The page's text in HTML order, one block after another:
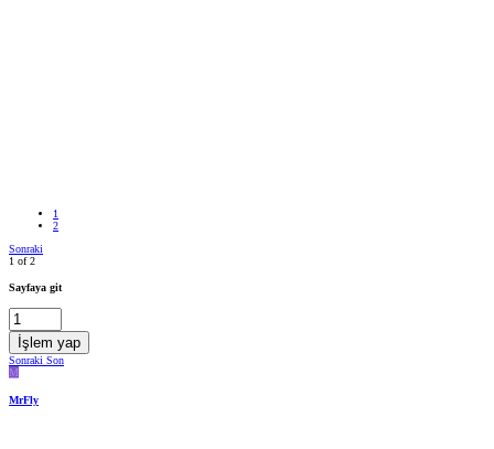
1
2
Sonraki
1 of 2
Sayfaya git
İşlem yap
Sonraki Son
M
MrFly